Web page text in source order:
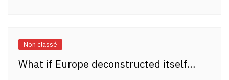
Non classé
What if Europe deconstructed itself…